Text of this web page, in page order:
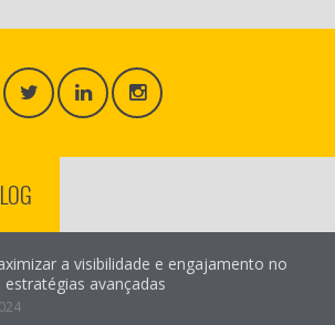
a visibilidade e engajamento no
estratégias avançadas